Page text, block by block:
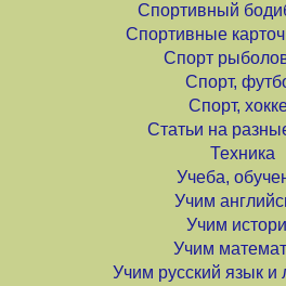
Спортивный
Спортивные
Спорт
Спорт,
Спорт,
Статьи на
Техника
Учеба,
Учим
Учим
Учим
Учим русский язык и